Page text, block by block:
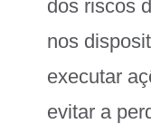
dos riscos
nos
executar
evitar a